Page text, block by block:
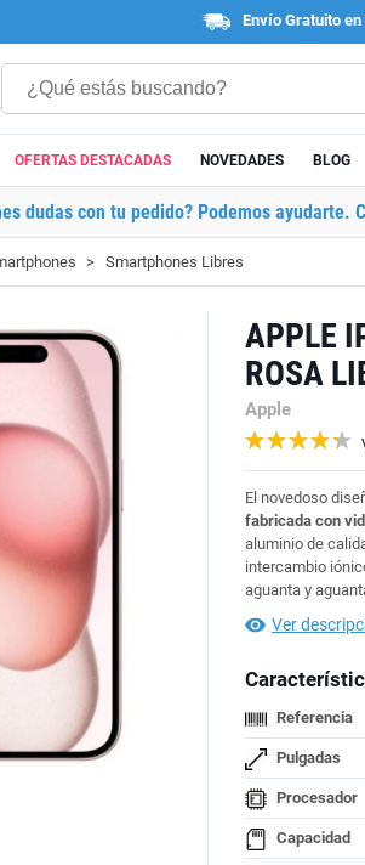
Envío Gratuito
OFERTAS DESTACADAS NOVEDADES BLOG
dudas con tu pedido? Podemos
Smartphones Libres
APPLE
ROSA
Apple
El novedoso
fabricada con
aluminio de
intercambio
aguanta y
Ver
Referencia
Pulgadas
Procesador
Capacidad